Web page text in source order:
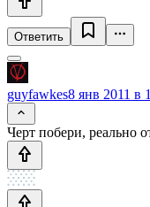
Ответить
guyfawkes8 янв 2011 в
Черт побери, реально